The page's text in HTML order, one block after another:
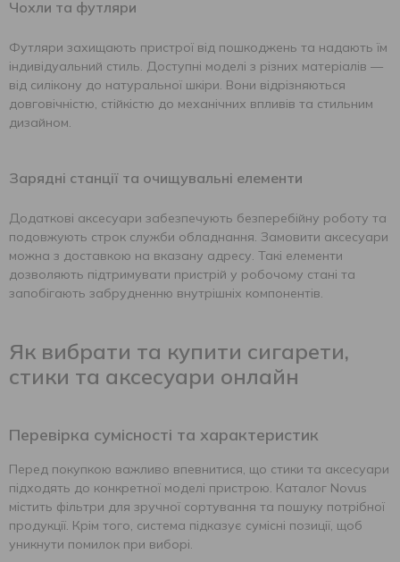
Чохли та футляри
Футляри захищають пристрої від пошкоджень та надають їм
індивідуальний стиль. Доступні моделі з різних матеріалів —
від силікону до натуральної шкіри. Вони відрізняються
довговічністю, стійкістю до механічних впливів та стильним
дизайном.
Зарядні станції та очищувальні елементи
Додаткові аксесуари забезпечують безперебійну роботу та
подовжують строк служби обладнання. Замовити аксесуари
можна з доставкою на вказану адресу. Такі елементи
дозволяють підтримувати пристрій у робочому стані та
запобігають забрудненню внутрішніх компонентів.
Як вибрати та купити сигарети,
стики та аксесуари онлайн
Перевірка сумісності та характеристик
Перед покупкою важливо впевнитися, що стики та аксесуари
підходять до конкретної моделі пристрою. Каталог Novus
містить фільтри для зручної сортування та пошуку потрібної
продукції. Крім того, система підказує сумісні позиції, щоб
уникнути помилок при виборі.